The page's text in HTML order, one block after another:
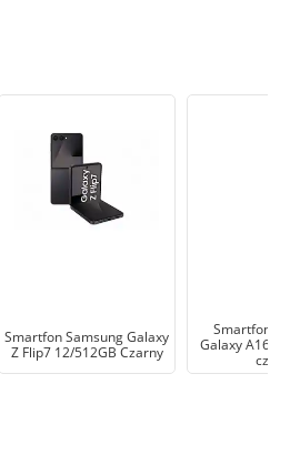
Smartfon Samsung Galaxy
Z Flip7 12/512GB Czarny
Smartfony
Galaxy A16